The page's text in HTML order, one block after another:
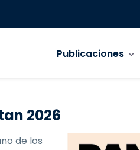
Publicaciones
2026
de los